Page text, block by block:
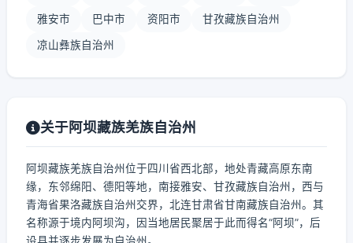
雅安市 巴中市 资阳市 甘孜藏族自治州
凉山彝族自治州
关于阿坝藏族羌族自治州
阿坝藏族羌族自治州位于四川省西北部，地处青藏高原东南
缘，东邻绵阳、德阳等地，南接雅安、甘孜藏族自治州，西与
青海省果洛藏族自治州交界，北连甘肃省甘南藏族自治州。其
名称源于境内阿坝沟，因当地居民聚居于此而得名“阿坝”，后